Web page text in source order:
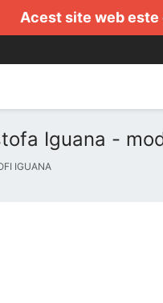
Acest site web este
Iguana -
IGUANA